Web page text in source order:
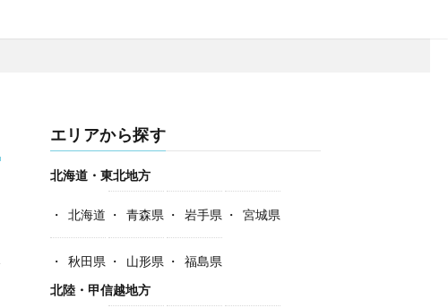
エリアから探す
北海道・東北地方
北海道 青森県 岩手県 宮城県
秋田県 山形県
福島県
北陸・甲信越地方